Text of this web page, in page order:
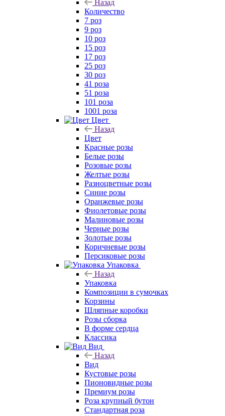
Назад
Количество
7 роз
9 роз
10 роз
15 роз
17 роз
25 роз
30 роз
41 роза
51 роза
101 роза
1001 роза
Цвет
Назад
Цвет
Красные розы
Белые розы
Розовые розы
Желтые розы
Разноцветные розы
Синие розы
Оранжевые розы
Фиолетовые розы
Малиновые розы
Черные розы
Золотые розы
Коричневые розы
Персиковые розы
Упаковка
Назад
Упаковка
Композиции в сумочках
Корзины
Шляпные коробки
Розы сборка
В форме сердца
Классика
Вид
Назад
Вид
Кустовые розы
Пионовидные розы
Премиум розы
Роза крупный бутон
Стандартная роза